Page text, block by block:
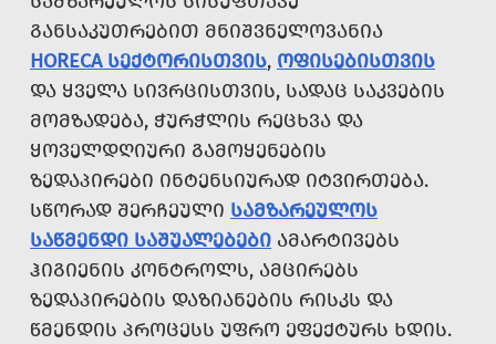
ᲒᲐᲜᲡᲐᲙᲣᲗᲠᲔᲑᲘᲗ ᲛᲜᲘᲨᲕᲜᲔᲚᲝᲕᲐᲜᲘᲐ
HORECA ᲡᲔᲥᲢᲝᲠᲘᲡᲗᲕᲘᲡ, ᲝᲤᲘᲡᲔᲑᲘᲡᲗᲕᲘᲡ
ᲓᲐ ᲧᲕᲔᲚᲐ ᲡᲘᲕᲠᲪᲘᲡᲗᲕᲘᲡ, ᲡᲐᲓᲐᲪ ᲡᲐᲙᲕᲔᲑᲘᲡ
ᲛᲝᲛᲖᲐᲓᲔᲑᲐ, ᲭᲣᲠᲭᲚᲘᲡ ᲠᲔᲪᲮᲕᲐ ᲓᲐ
ᲧᲝᲕᲔᲚᲓᲦᲘᲣᲠᲘ ᲒᲐᲛᲝᲧᲔᲜᲔᲑᲘᲡ
ᲖᲔᲓᲐᲞᲘᲠᲔᲑᲘ ᲘᲜᲢᲔᲜᲡᲘᲣᲠᲐᲓ ᲘᲢᲕᲘᲠᲗᲔᲑᲐ.
ᲡᲬᲝᲠᲐᲓ ᲨᲔᲠᲩᲔᲣᲚᲘ ᲡᲐᲛᲖᲐᲠᲔᲣᲚᲝᲡ
ᲡᲐᲬᲛᲔᲜᲓᲘ ᲡᲐᲨᲣᲐᲚᲔᲑᲔᲑᲘ ᲐᲛᲐᲠᲢᲘᲕᲔᲑᲡ
ᲰᲘᲒᲘᲔᲜᲘᲡ ᲙᲝᲜᲢᲠᲝᲚᲡ, ᲐᲛᲪᲘᲠᲔᲑᲡ
ᲖᲔᲓᲐᲞᲘᲠᲔᲑᲘᲡ ᲓᲐᲖᲘᲐᲜᲔᲑᲘᲡ ᲠᲘᲡᲙᲡ ᲓᲐ
ᲬᲛᲔᲜᲓᲘᲡ ᲞᲠᲝᲪᲔᲡᲡ ᲣᲤᲠᲝ ᲔᲤᲔᲥᲢᲣᲠᲡ ᲮᲓᲘᲡ.